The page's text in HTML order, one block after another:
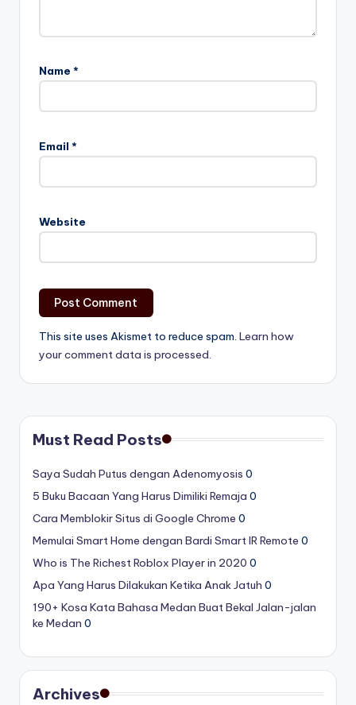
Name *
Email *
Website
This site uses Akismet to reduce spam. Learn how
your comment data is processed.
Must Read Posts
Saya Sudah Putus dengan Adenomyosis 0
5 Buku Bacaan Yang Harus Dimiliki Remaja 0
Cara Memblokir Situs di Google Chrome 0
Memulai Smart Home dengan Bardi Smart IR Remote 0
Who is The Richest Roblox Player in 2020 0
Apa Yang Harus Dilakukan Ketika Anak Jatuh 0
190+ Kosa Kata Bahasa Medan Buat Bekal Jalan-jalan
ke Medan 0
Archives